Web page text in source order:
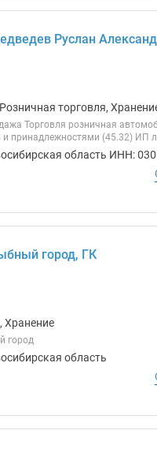
Руслан
торговля,
Торговля розничная
и принадлежностями (45.32) ИП
область ИНН:
город, ГК
Хранение
город
область